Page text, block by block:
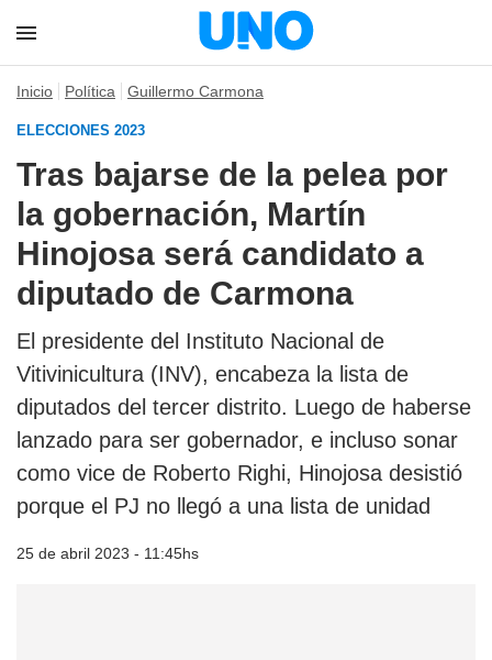
Inicio Política Guillermo Carmona
ELECCIONES 2023
Tras bajarse de la pelea por
la gobernación, Martín
Hinojosa será candidato a
diputado de Carmona
El presidente del Instituto Nacional de
Vitivinicultura (INV), encabeza la lista de
diputados del tercer distrito. Luego de haberse
lanzado para ser gobernador, e incluso sonar
como vice de Roberto Righi, Hinojosa desistió
porque el PJ no llegó a una lista de unidad
25 de abril 2023 - 11:45hs